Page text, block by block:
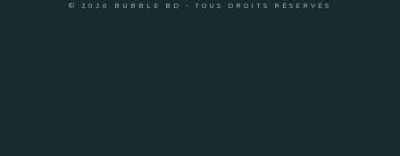
© 2026 BUBBLE BD - TOUS DROITS RÉSERVÉS